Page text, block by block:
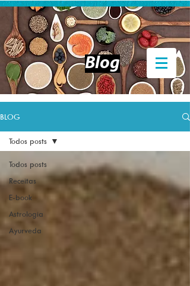
Entrar
Blog
BLOG
Todos posts
Receitas
E-book
Astrologia
Ayurveda
Todos posts